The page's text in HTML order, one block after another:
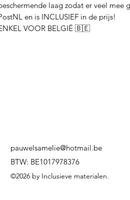
laag zodat er veel mee
en is INCLUSIEF in de prijs!
VOOR BELGIË 🇧🇪
pauwelsamelie@hotmail.be
BTW: BE1017978376
©2026 by Inclusieve materialen.